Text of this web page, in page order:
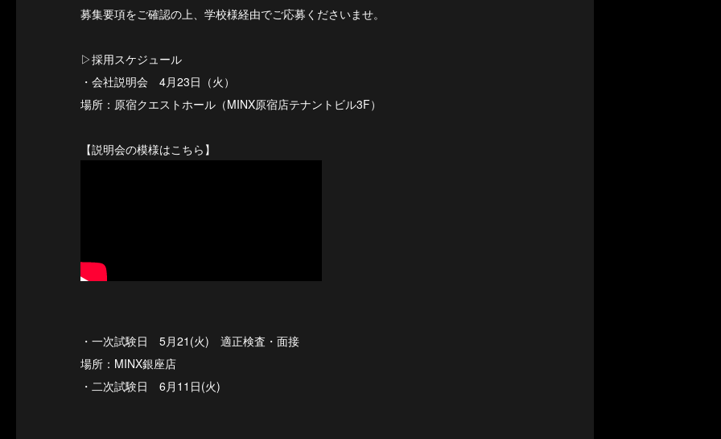
募集要項をご確認の上、学校様経由でご応募くださいませ。
▷採用スケジュール
・会社説明会 4月23日（火）
場所：原宿クエストホール（MINX原宿店テナントビル3F）
【説明会の模様はこちら】
・一次試験日 5月21(火) 適正検査・面接
場所：MINX銀座店
・二次試験日 6月11日(火)